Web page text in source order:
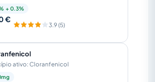
+ 0.3%
€
3.9 (5)
ativo: Cloranfenicol